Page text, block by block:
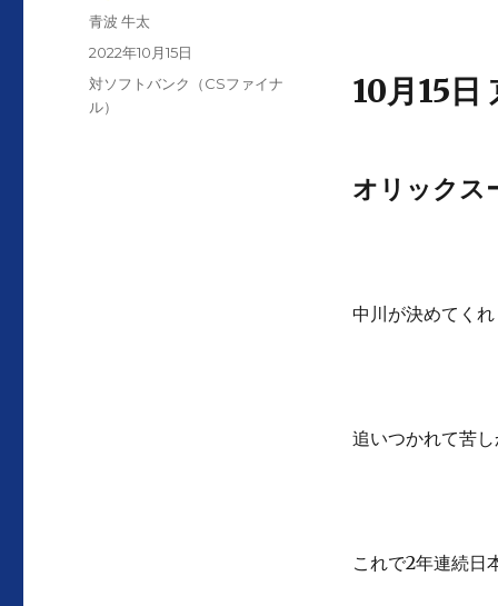
10月15日
オリックス
中川が決めてく
追いつかれて苦
これで2年連続日
投
青波 牛太
投
稿
2022年10月15日
カ
テ
対ソフトバンク（CSファイナ
ル）